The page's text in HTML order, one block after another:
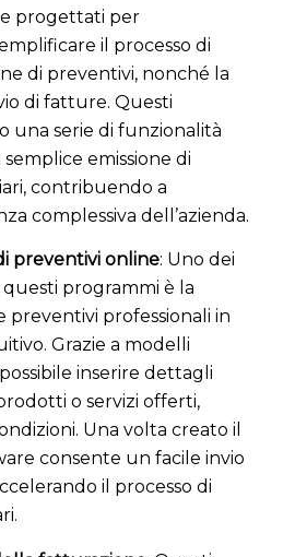
progettati per
il processo di
di preventivi, nonché la
di fatture. Questi
una serie di funzionalità
emissione di
contribuendo a
complessiva dell’azienda.
preventivi online: Uno dei
programmi è la
preventivi professionali in
Grazie a modelli
inserire dettagli
o servizi offerti,
Una volta creato il
consente un facile invio
il processo di